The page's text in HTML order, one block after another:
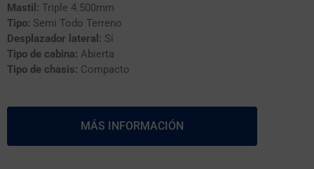
Mastil: Triple 4.500mm
Tipo: Semi Todo Terreno
Desplazador lateral: Sí
Tipo de cabina: Abierta
Tipo de chasis: Compacto
MÁS INFORMACIÓN